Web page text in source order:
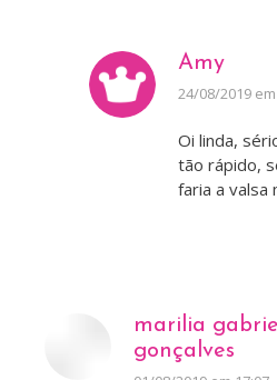
Amy
disse:
24/08/2019 em
Oi linda,
tão rápido,
faria a valsa
marilia
gonçalves